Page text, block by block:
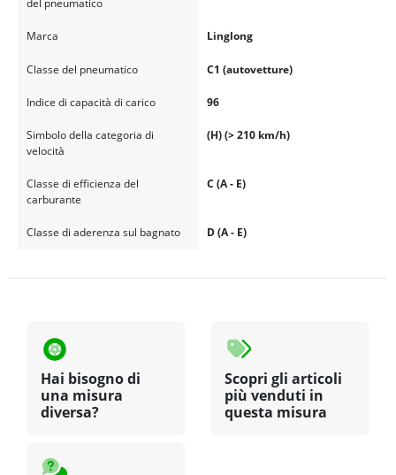
del pneumatico
Marca Linglong
Classe del pneumatico C1 (autovetture)
Indice di capacità di carico 96
Simbolo della categoria di
velocità
(H) (> 210 km/h)
Classe di efficienza del
carburante
C (A - E)
Classe di aderenza sul bagnato D (A - E)
Hai bisogno di
una misura
diversa?
Scopri gli articoli
più venduti in
questa misura